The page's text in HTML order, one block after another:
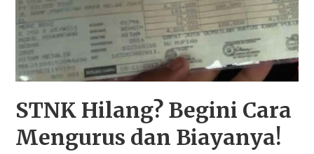
STNK Hilang? Begini Cara
Mengurus dan Biayanya!